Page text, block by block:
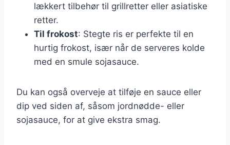
lækkert tilbehør til grillretter eller asiatiske
retter.
Til frokost: Stegte ris er perfekte til en
hurtig frokost, især når de serveres kolde
med en smule sojasauce.
Du kan også overveje at tilføje en sauce eller
dip ved siden af, såsom jordnødde- eller
sojasauce, for at give ekstra smag.